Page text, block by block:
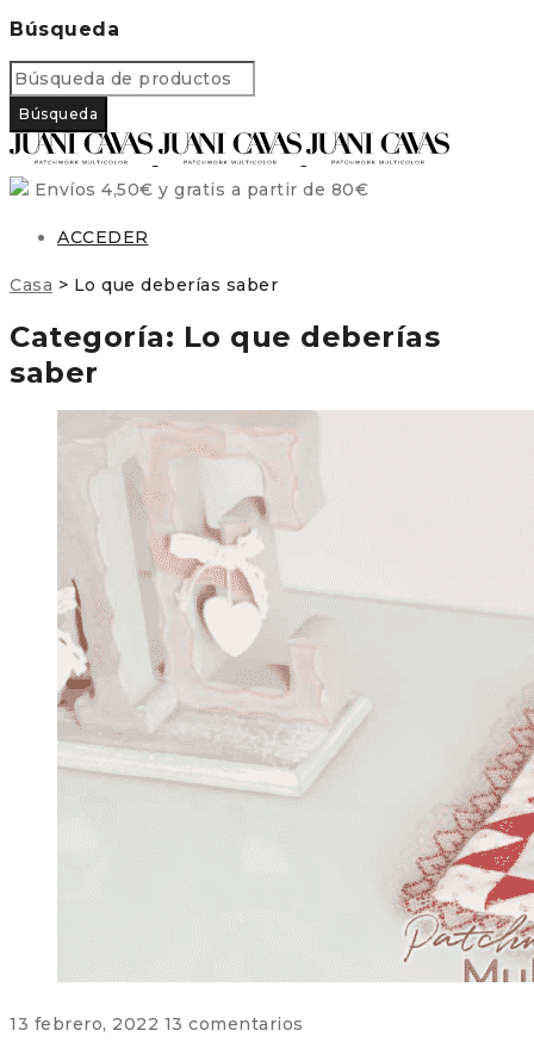
Búsqueda
Envíos 4,50€ y gratis a partir de 80€
ACCEDER
Casa > Lo que deberías saber
Categoría: Lo que deberías
saber
13 febrero, 2022 13 comentarios